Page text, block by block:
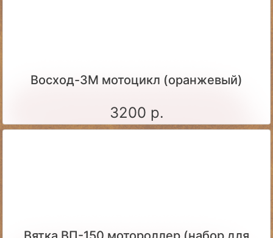
Восход-3М мотоцикл (оранжевый)
3200 р.